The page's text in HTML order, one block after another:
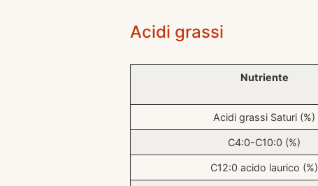
Acidi grassi
Nutriente
Acidi grassi Saturi (%)
C4:0-C10:0 (%)
C12:0 acido laurico (%)